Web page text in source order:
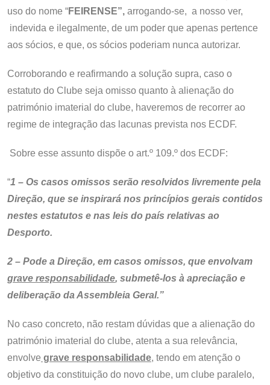
uso do nome “FEIRENSE”, arrogando-se, a nosso ver,
indevida e ilegalmente, de um poder que apenas pertence
aos sócios, e que, os sócios poderiam nunca autorizar.
Corroborando e reafirmando a solução supra, caso o
estatuto do Clube seja omisso quanto à alienação do
património imaterial do clube, haveremos de recorrer ao
regime de integração das lacunas prevista nos ECDF.
Sobre esse assunto dispõe o art.º 109.º dos ECDF:
“1 – Os casos omissos serão resolvidos livremente pela
Direção, que se inspirará nos princípios gerais contidos
nestes estatutos e nas leis do país relativas ao
Desporto.
2 – Pode a Direção, em casos omissos, que envolvam
grave responsabilidade, submetê-los à apreciação e
deliberação da Assembleia Geral.”
No caso concreto, não restam dúvidas que a alienação do
património imaterial do clube, atenta a sua relevância,
envolve grave responsabilidade, tendo em atenção o
objetivo da constituição do novo clube, um clube paralelo,